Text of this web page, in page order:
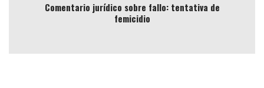
Comentario jurídico sobre fallo: tentativa de
femicidio